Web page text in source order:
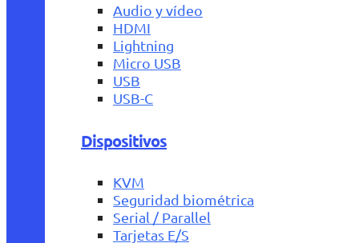
Audio y vídeo
HDMI
Lightning
Micro USB
USB
USB-C
Dispositivos
KVM
Seguridad biométrica
Serial / Parallel
Tarjetas E/S